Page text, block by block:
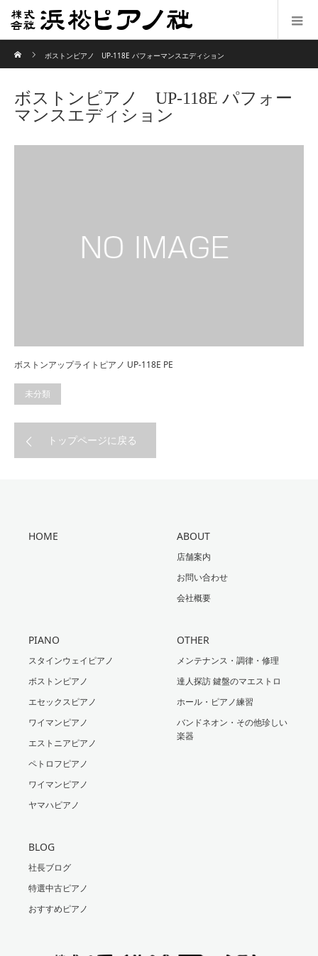
ボストンピアノ UP-118E パフォーマンスエディション
ボストンピアノ UP-118E パフォー
マンスエディション
ボストンアップライトピアノ UP-118E PE
未分類
トップページに戻る
HOME ABOUT
店舗案内
お問い合わせ
会社概要
PIANO
スタインウェイピアノ
ボストンピアノ
エセックスピアノ
ワイマンピアノ
エストニアピアノ
ペトロフピアノ
ワイマンピアノ
ヤマハピアノ
OTHER
メンテナンス・調律・修理
達人探訪 鍵盤のマエストロ
ホール・ピアノ練習
バンドネオン・その他珍しい
楽器
BLOG
社長ブログ
特選中古ピアノ
おすすめピアノ